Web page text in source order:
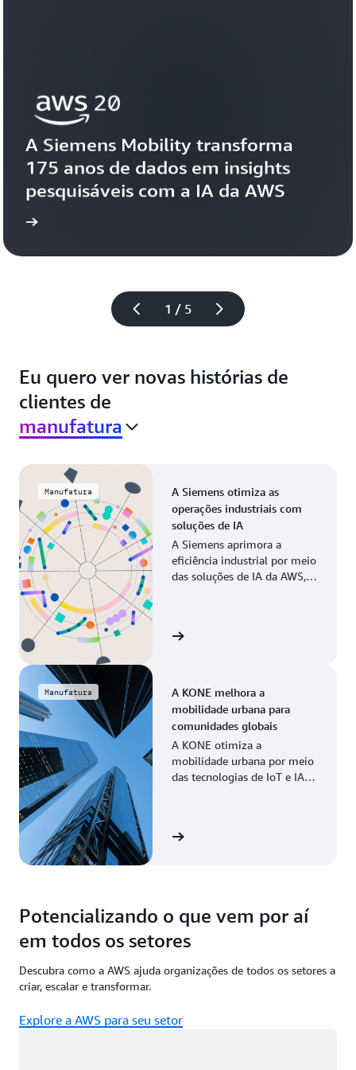
1 / 5
A Siemens Mobility transforma
175 anos de dados em insights
pesquisáveis com a IA da AWS
Veja a
Eu quero ver novas histórias de
clientes de
manufatura
Manufatura
A Siemens otimiza as
operações industriais com
soluções de IA
A Siemens aprimora a
eficiência industrial por meio
das soluções de IA da AWS,
Veja a história
Manufatura
A KONE melhora a
mobilidade urbana para
comunidades globais
A KONE otimiza a
mobilidade urbana por meio
das tecnologias de IoT e IA
Veja a história
Potencializando o que vem por aí
em todos os setores
Descubra como a AWS ajuda organizações de todos os setores a
criar, escalar e transformar.
Explore a AWS para seu setor